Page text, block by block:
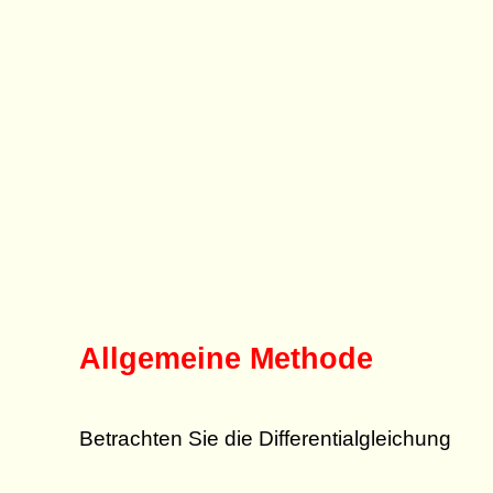
Allgemeine Methode
Betrachten Sie die Differentialgleichung